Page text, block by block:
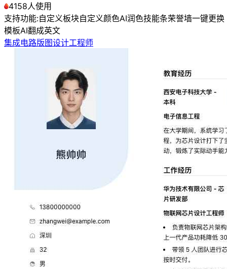
4158人使用
支持功能:自定义板块自定义颜色AI润色技能条荣誉墙一键更换
模板AI翻成英文
集成电路版图设计工程师